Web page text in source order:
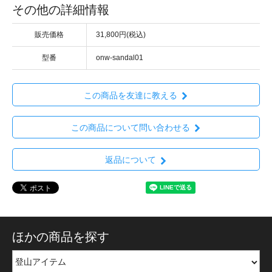
その他の詳細情報
販売価格 31,800円(税込)
型番 onw-sandal01
この商品を友達に教える
この商品について問い合わせる
返品について
ほかの商品を探す